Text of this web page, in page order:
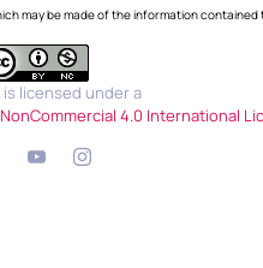
may be made of the information contained
is licensed under a
4.0 International